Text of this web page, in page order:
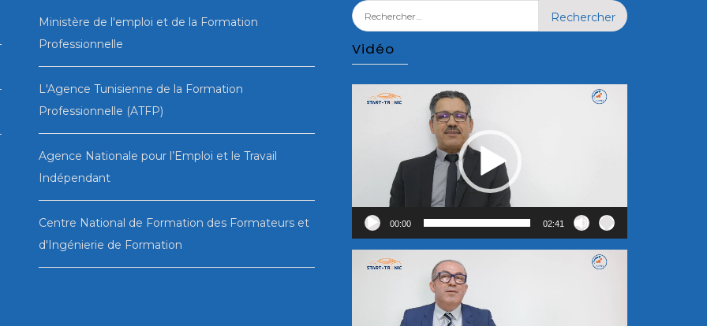
Ministère de l'emploi et de la Formation
Professionnelle
L'Agence Tunisienne de la Formation
Professionnelle (ATFP)
Agence Nationale pour l’Emploi et le Travail
Indépendant
Centre National de Formation des Formateurs et
d'Ingénierie de Formation
Rechercher :
Vidéo
Lecteur
00:00 02:41